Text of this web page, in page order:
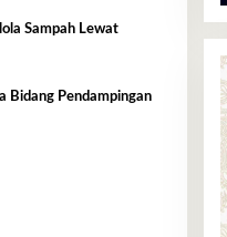
Sampah Lewat
Bidang Pendampingan